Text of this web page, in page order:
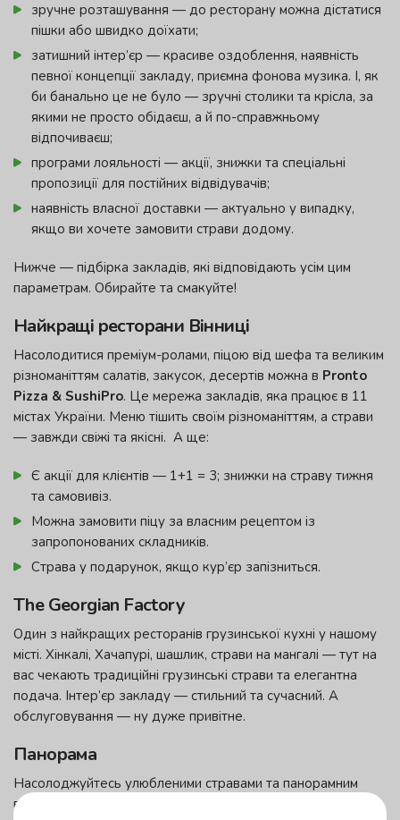
зручне розташування — до ресторану можна дістатися
пішки або швидко доїхати;
затишний інтер’єр — красиве оздоблення, наявність
певної концепції закладу, приємна фонова музика. І, як
би банально це не було — зручні столики та крісла, за
якими не просто обідаєш, а й по-справжньому
відпочиваєш;
програми лояльності — акції, знижки та спеціальні
пропозиції для постійних відвідувачів;
наявність власної доставки — актуально у випадку,
якщо ви хочете замовити страви додому.
Нижче — підбірка закладів, які відповідають усім цим
параметрам. Обирайте та смакуйте!
Найкращі ресторани Вінниці
Насолодитися преміум-ролами, піцою від шефа та великим
різноманіттям салатів, закусок, десертів можна в Pronto
Pizza & SushiPro. Це мережа закладів, яка працює в 11
містах України. Меню тішить своїм різноманіттям, а страви
— завжди свіжі та якісні. А ще:
Є акції для клієнтів — 1+1 = 3; знижки на страву тижня
та самовивіз.
Можна замовити піцу за власним рецептом із
запропонованих складників.
Страва у подарунок, якщо кур’єр запізниться.
The Georgian Factory
Один з найкращих ресторанів грузинської кухні у нашому
місті. Хінкалі, Хачапурі, шашлик, страви на мангалі — тут на
вас чекають традиційні грузинські страви та елегантна
подача. Інтер’єр закладу — стильний та сучасний. А
обслуговування — ну дуже привітне.
Панорама
Насолоджуйтесь улюбленими стравами та панорамним
виглядом на Вінницю. Меню ресторану — страви